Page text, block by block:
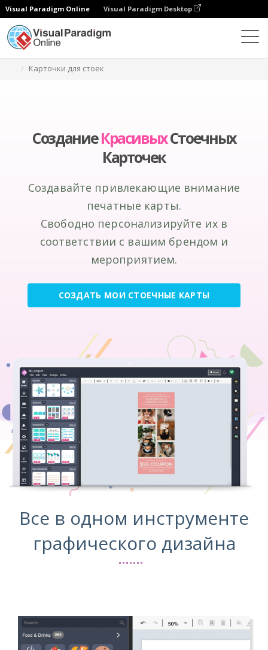
Visual Paradigm Online Visual Paradigm Desktop
Карточки для стоек
СозданиеКрасивыхСтоечных
Карточек
Создавайте привлекающие внимание
печатные карты.
Свободно персонализируйте их в
соответствии с вашим брендом и
мероприятием.
СОЗДАТЬ МОИ СТОЕЧНЫЕ КАРТЫ
Все в одном инструменте
графического дизайна